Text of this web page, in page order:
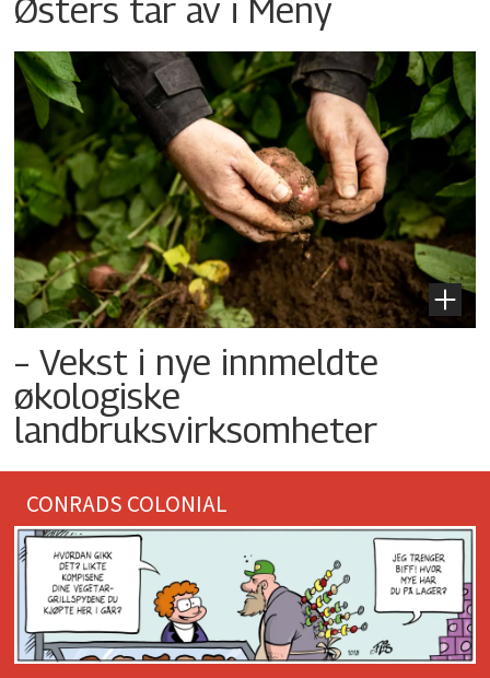
Østers tar av i Meny
– Vekst i nye innmeldte
økologiske
landbruksvirksomheter
CONRADS COLONIAL